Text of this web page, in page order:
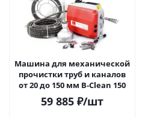
Машина для механической
прочистки труб и каналов
от 20 до 150 мм B-Clean 150
59 885 ₽/шт